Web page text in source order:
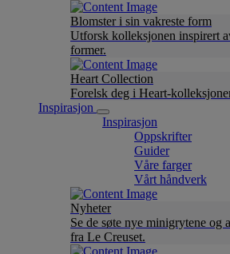
Blomster i sin vakreste form
Utforsk kolleksjonen inspirert
former.
Heart Collection
Forelsk deg i Heart-
Inspirasjon
Inspirasjon
Oppskrifter
Guider
Våre farger
Vårt håndverk
Nyheter
Se de søte nye minigrytene og
fra Le Creuset.